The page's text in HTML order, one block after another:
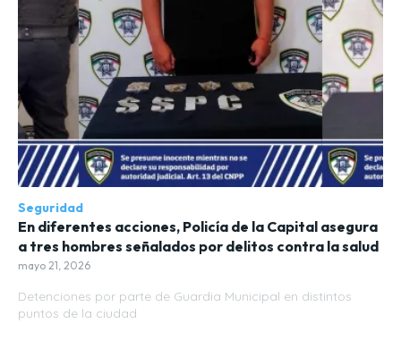
Seguridad
En diferentes acciones, Policía de la Capital asegura
a tres hombres señalados por delitos contra la salud
mayo 21, 2026
Detenciones por parte de Guardia Municipal en distintos
puntos de la ciudad